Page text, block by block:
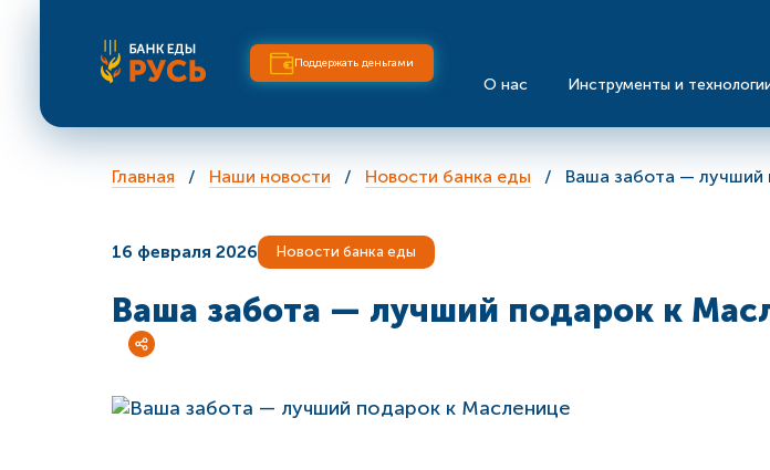
Поддержать деньгами
О нас Инструменты и
Главная Наши новости Новости банка еды Ваша забота — лучший
16 февраля 2026 Новости банка еды
Ваша забота — лучший подарок к